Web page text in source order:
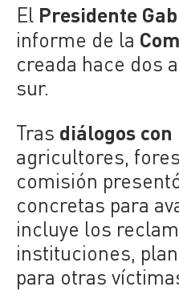
El Presidente
informe de la
creada hace dos
sur.
Tras diálogos
agricultores,
comisión
concretas para
incluye los
instituciones,
para otras